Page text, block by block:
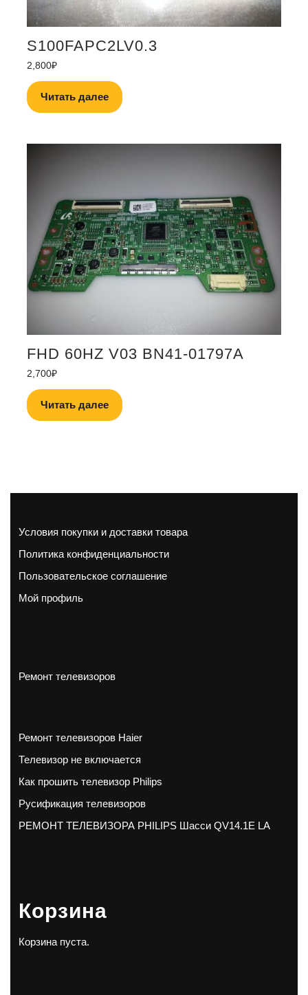
S100FAPC2LV0.3
2,800₽
Читать далее
FHD 60HZ V03 BN41-01797A
2,700₽
Читать далее
Условия покупки и доставки товара
Политика конфиденциальности
Пользовательское соглашение
Мой профиль
Ремонт телевизоров
Ремонт телевизоров Haier
Телевизор не включается
Как прошить телевизор Philips
Русификация телевизоров
РЕМОНТ ТЕЛЕВИЗОРА PHILIPS Шасси QV14.1E LA
Корзина
Корзина пуста.